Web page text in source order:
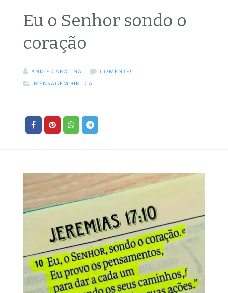
Eu o Senhor sondo o
coração
ANDIE CAROLINA
COMENTE!
MENSAGEM BÍBLICA